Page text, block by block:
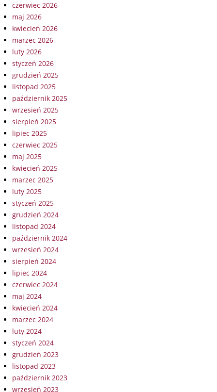
czerwiec 2026
maj 2026
kwiecień 2026
marzec 2026
luty 2026
styczeń 2026
grudzień 2025
listopad 2025
październik 2025
wrzesień 2025
sierpień 2025
lipiec 2025
czerwiec 2025
maj 2025
kwiecień 2025
marzec 2025
luty 2025
styczeń 2025
grudzień 2024
listopad 2024
październik 2024
wrzesień 2024
sierpień 2024
lipiec 2024
czerwiec 2024
maj 2024
kwiecień 2024
marzec 2024
luty 2024
styczeń 2024
grudzień 2023
listopad 2023
październik 2023
wrzesień 2023